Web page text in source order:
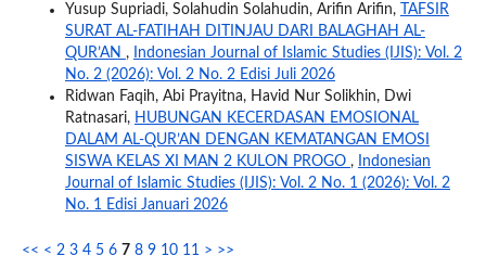
Yusup Supriadi, Solahudin Solahudin, Arifin Arifin,
TAFSIR
SURAT AL-FATIHAH DITINJAU DARI BALAGHAH AL-
QUR’AN ,
Indonesian Journal of Islamic Studies (IJIS): Vol. 2
No. 2 (2026): Vol. 2 No. 2 Edisi Juli 2026
Ridwan Faqih, Abi Prayitna, Havid Nur Solikhin, Dwi
Ratnasari, HUBUNGAN KECERDASAN EMOSIONAL
DALAM AL-QUR’AN DENGAN KEMATANGAN EMOSI
SISWA KELAS XI MAN 2 KULON PROGO ,
Indonesian
Journal of Islamic Studies (IJIS): Vol. 2 No. 1 (2026): Vol. 2
No. 1 Edisi Januari 2026
<< < 2 3 4 5 6 7 8 9 10 11 > >>